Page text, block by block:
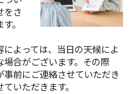
をさ
。
よっては、当日の天候によ
場合がございます。その際
事前にご連絡させていただき
いただきます。